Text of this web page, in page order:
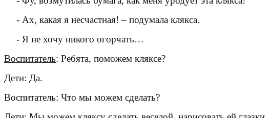
- Ах, какая я несчастная! – подумала клякса.
- Я не хочу никого огорчать…
Воспитатель: Ребята, поможем кляксе?
Дети: Да.
Воспитатель: Что мы можем сделать?